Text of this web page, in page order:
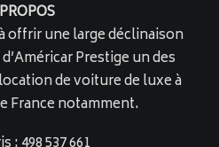
offrir une large déclinaison
Prestige un des
de voiture de luxe à
France notamment.